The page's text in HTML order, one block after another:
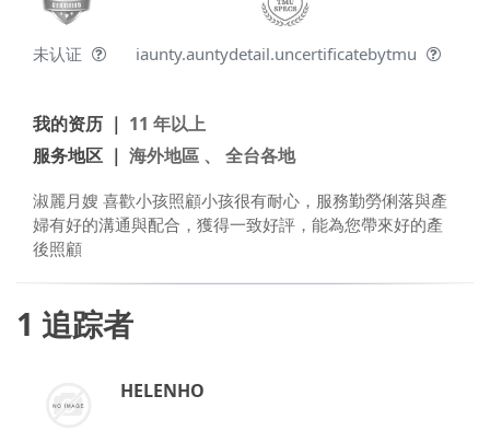
未认证 iaunty.auntydetail.uncertificatebytmu
我的资历 ｜ 11 年以上
服务地区 ｜ 海外地區 、 全台各地
淑麗月嫂 喜歡小孩照顧小孩很有耐心，服務勤勞俐落與產
婦有好的溝通與配合，獲得一致好評，能為您帶來好的產
後照顧
1 追踪者
HELENHO